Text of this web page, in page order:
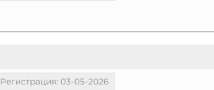
Регистрация: 03-05-2026